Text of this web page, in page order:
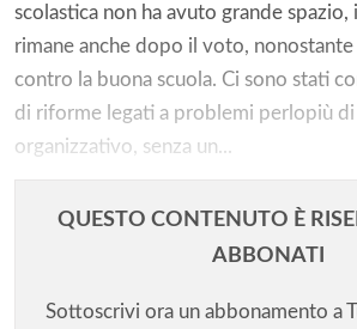
scolastica non ha avuto grande spazio,
rimane anche dopo il voto,
contro la buona scuola. Ci sono stati
di riforme legati a problemi perlopiù
organizzativo, senza un...
QUESTO CONTENUTO È
ABBONATI
Sottoscrivi ora un abbonamento a